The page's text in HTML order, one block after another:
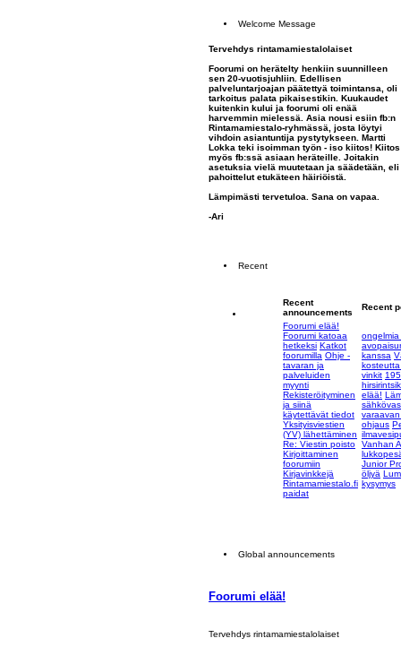
Welcome Message
Tervehdys rintamamiestalolaiset
Foorumi on herätelty henkiin suunnilleen
sen 20-vuotisjuhliin. Edellisen
palveluntarjoajan päätettyä toimintansa, oli
tarkoitus palata pikaisestikin. Kuukaudet
kuitenkin kului ja foorumi oli enää
harvemmin mielessä. Asia nousi esiin fb:n
Rintamamiestalo-ryhmässä, josta löytyi
vihdoin asiantuntija pystytykseen. Martti
Lokka teki isoimman työn - iso kiitos! Kiitos
myös fb:ssä asiaan heräteille. Joitakin
asetuksia vielä muutetaan ja säädetään, eli
pahoittelut etukäteen häiriöistä.
Lämpimästi tervetuloa. Sana on vapaa.
-Ari
Recent
Recent
announcements
Recent
Foorumi elää!
Foorumi katoaa
hetkeksi Katkot
foorumilla Ohje -
tavaran ja
palveluiden
myynti
Rekisteröityminen
ja siinä
käytettävät tiedot
Yksityisviestien
(YV) lähettäminen
Re: Viestin poisto
Kirjoittaminen
foorumiin
Kirjavinkkejä
Rintamamiestalo.fi
paidat
kanssa
vinkit
elää!
ohjaus
Vanhan
Junior
öljyä
kysymys
Global announcements
V
s
Foorumi elää!
Tervehdys rintamamiestalolaiset